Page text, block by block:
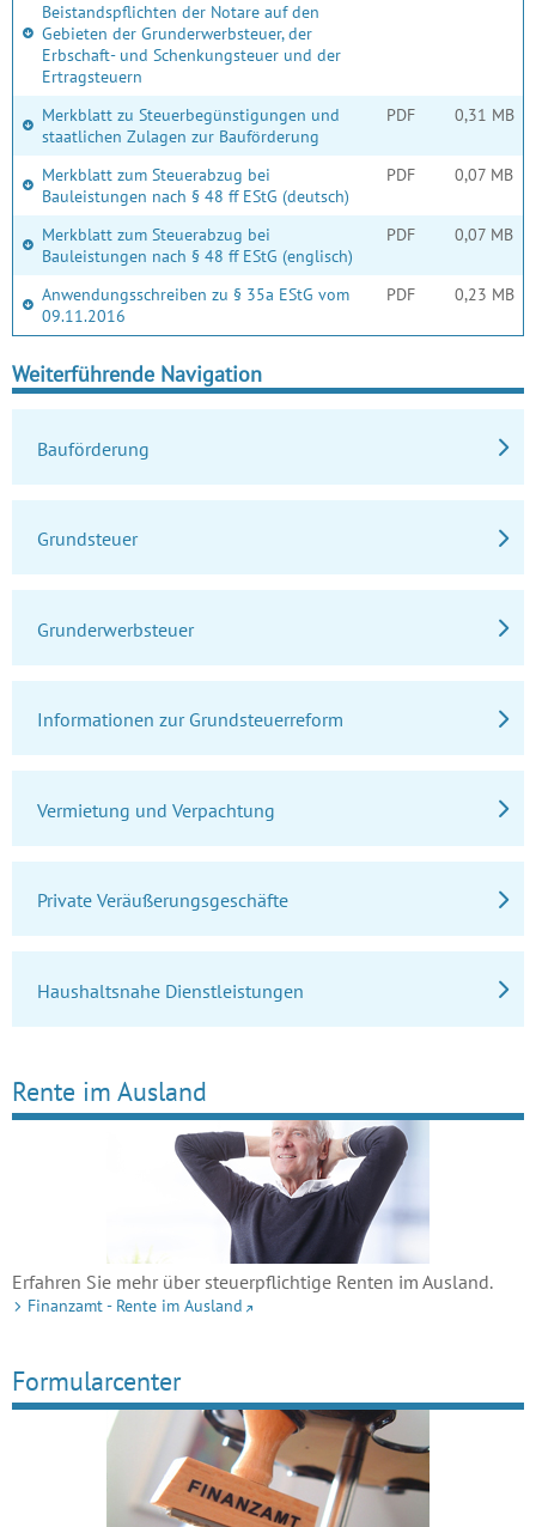
Beistandspflichten der Notare auf den
Gebieten der Grunderwerbsteuer, der
Erbschaft- und Schenkungsteuer und der
Ertragsteuern
Merkblatt zu Steuerbegünstigungen und
staatlichen Zulagen zur Bauförderung
PDF 0,31 MB
Merkblatt zum Steuerabzug bei
Bauleistungen nach § 48 ff EStG (deutsch)
PDF 0,07 MB
Merkblatt zum Steuerabzug bei
Bauleistungen nach § 48 ff EStG (englisch)
PDF 0,07 MB
Anwendungsschreiben zu § 35a EStG vom
09.11.2016
PDF 0,23 MB
Weiterführende Navigation
Bauförderung
Grundsteuer
Grunderwerbsteuer
Informationen zur Grundsteuerreform
Vermietung und Verpachtung
Private Veräußerungsgeschäfte
Haushaltsnahe Dienstleistungen
Rente im Ausland
Erfahren Sie mehr über steuerpflichtige Renten im Ausland.
Finanzamt - Rente im Ausland
Formularcenter